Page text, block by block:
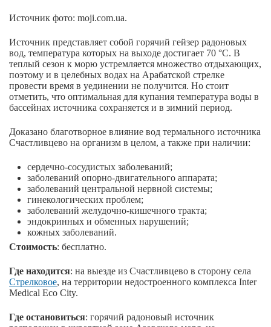
Источник фото: moji.com.ua.
Источник представляет собой горячий гейзер радоновых
вод, температура которых на выходе достигает 70 °С. В
теплый сезон к морю устремляется множество отдыхающих,
поэтому и в целебных водах на Арабатской стрелке
провести время в уединении не получится. Но стоит
отметить, что оптимальная для купания температура воды в
бассейнах источника сохраняется и в зимний период.
Доказано благотворное влияние вод термального источника
Счастливцево на организм в целом, а также при наличии:
сердечно-сосудистых заболеваний;
заболеваний опорно-двигательного аппарата;
заболеваний центральной нервной системы;
гинекологических проблем;
заболеваний желудочно-кишечного тракта;
эндокринных и обменных нарушений;
кожных заболеваний.
Стоимость: бесплатно.
Где находится: на выезде из Счастливцево в сторону села
Стрелковое, на территории недостроенного комплекса Inter
Medical Eco City.
Где остановиться: горячий радоновый источник